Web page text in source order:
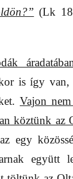
(Lk
is így van,
Vajon
köztünk az
egy
együtt